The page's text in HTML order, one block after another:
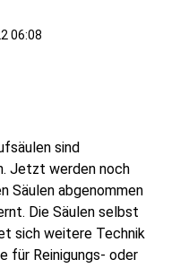
06:08
sind
Jetzt werden noch
Säulen abgenommen
Die Säulen selbst
sich weitere Technik
für Reinigungs- oder